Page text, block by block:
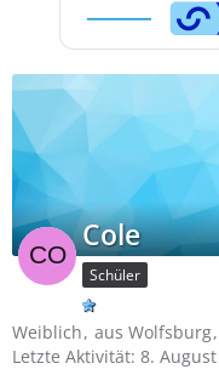
Cole
Schüler
Weiblich aus Wolfsburg
Letzte Aktivität: 8.